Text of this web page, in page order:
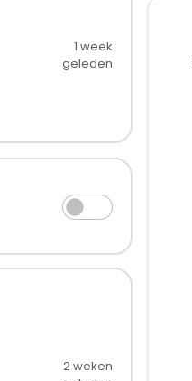
1 week
geleden
2 weken